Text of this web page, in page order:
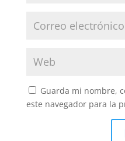
Guarda mi nombre,
este navegador para la